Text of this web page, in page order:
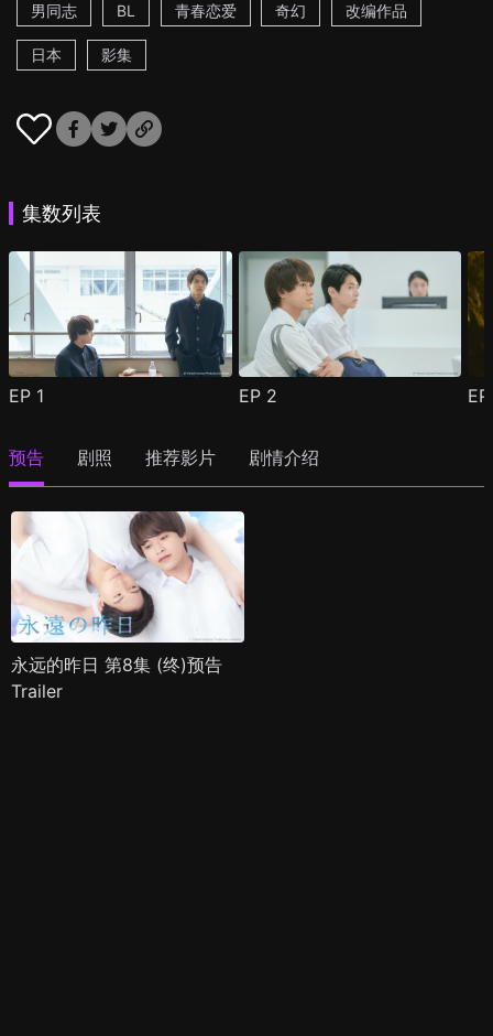
男同志
BL 青春恋爱 奇幻 改编作品
日本 影集
集数列表
EP 1 EP 2
预告 剧照 推荐影片 剧情介绍
永远的昨日 第8集 (终)预告
Trailer